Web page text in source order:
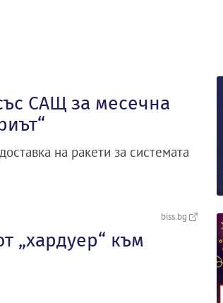
САЩ за месечна
на ракети за системата
biss.bg
„хардуер“ към